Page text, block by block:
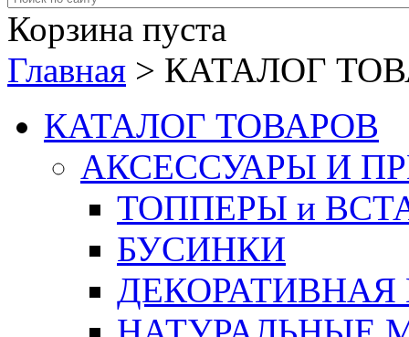
Корзина пуста
Главная > КАТАЛОГ
КАТАЛОГ ТОВАРОВ
АКСЕССУАРЫ И
ТОППЕРЫ и
БУСИНКИ
ДЕКОРАТИВНАЯ